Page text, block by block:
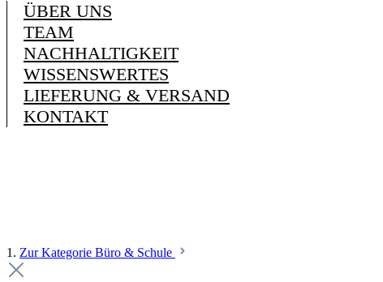
ÜBER UNS
TEAM
NACHHALTIGKEIT
WISSENSWERTES
LIEFERUNG & VERSAND
KONTAKT
1. Zur Kategorie Büro & Schule